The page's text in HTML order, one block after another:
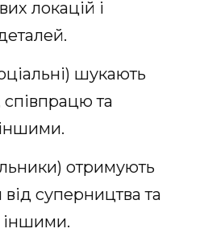
локацій і
шукають
співпрацю та
отримують
суперництва та
іншими.